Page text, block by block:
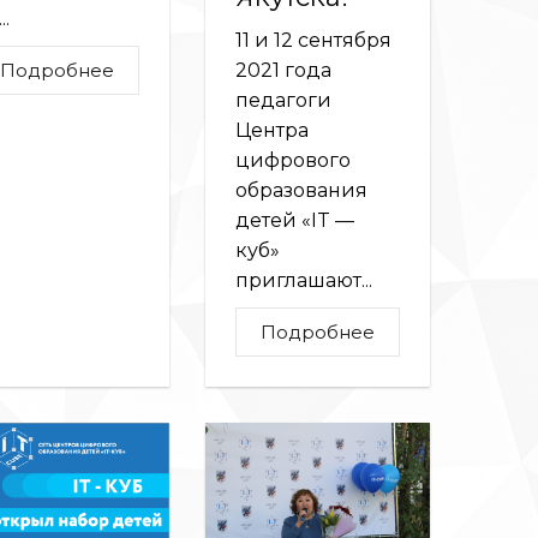
Подробнее
11 и 12 сентября
2021 года
педагоги
Центра
цифрового
образования
детей «IT —
куб»
приглашают...
Подробнее